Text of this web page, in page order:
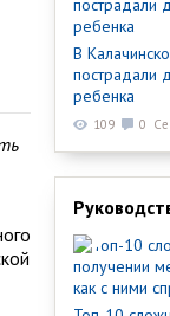
В
пострадали
ребенка
109 0